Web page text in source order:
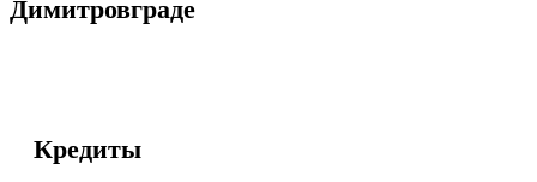
Димитровграде
Кредиты